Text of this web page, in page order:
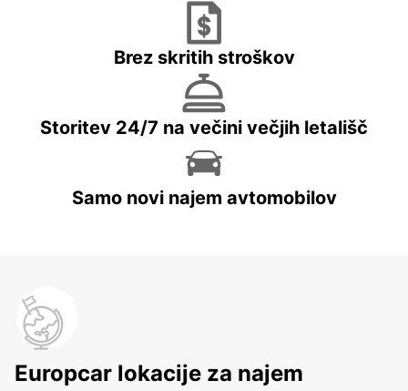
Brez skritih stroškov
Storitev 24/7 na večini večjih letališč
Samo novi najem avtomobilov
Europcar lokacije za najem